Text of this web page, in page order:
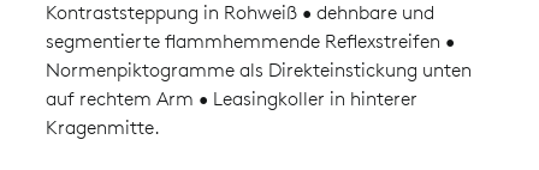
Kontraststeppung in Rohweiß • dehnbare und
segmentierte flammhemmende Reflexstreifen •
Normenpiktogramme als Direkteinstickung unten
auf rechtem Arm • Leasingkoller in hinterer
Kragenmitte.